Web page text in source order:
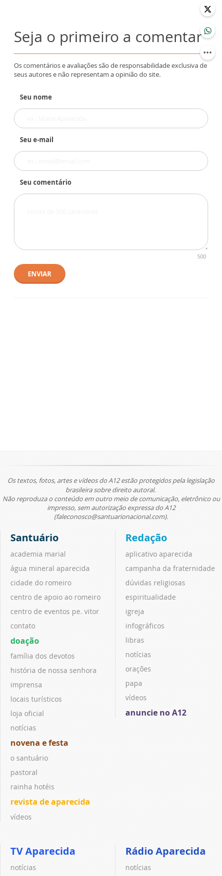
Seja o primeiro a comentar
Os comentários e avaliações são de responsabilidade exclusiva de
seus autores e não representam a opinião do site.
Seu nome
Seu e-mail
Seu comentário
500
ENVIAR
Os textos, fotos, artes e vídeos do A12 estão protegidos pela legislação
brasileira sobre direito autoral.
Não reproduza o conteúdo em outro meio de comunicação, eletrônico ou
impresso, sem autorização expressa do A12
(faleconosco@santuarionacional.com).
Santuário
academia marial
água mineral aparecida
cidade do romeiro
centro de apoio ao romeiro
centro de eventos pe. vitor
contato
doação
família dos devotos
história de nossa senhora
imprensa
locais turísticos
loja oficial
notícias
novena e festa
o santuário
pastoral
rainha hotéis
revista de aparecida
vídeos
Redação
aplicativo aparecida
campanha da fraternidade
dúvidas religiosas
espiritualidade
igreja
infográficos
libras
notícias
orações
papa
vídeos
anuncie no A12
TV Aparecida
notícias
Rádio Aparecida
notícias